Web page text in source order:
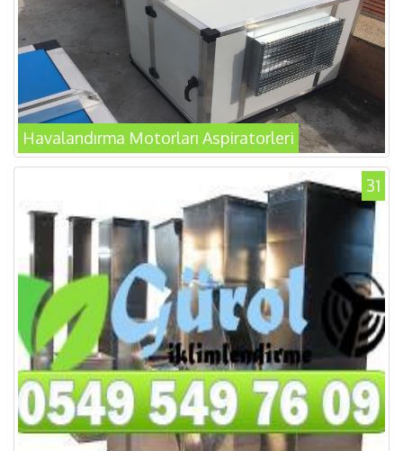
Havalandırma Motorları Aspiratorleri
31